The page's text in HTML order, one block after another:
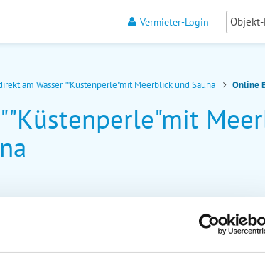
Vermieter-Login
am Wasser ""Küstenperle"mit Meerblick und Sauna Online